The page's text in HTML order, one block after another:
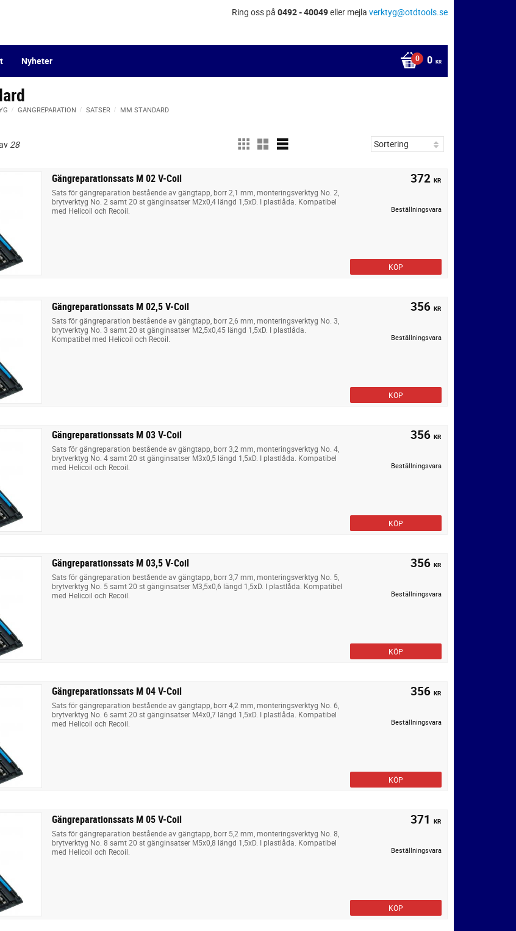
Ring oss på 0492 - 40049eller mejla verktyg@otdtools.se
Nyheter 0 KR
GÄNGREPARATION SATSER MM STANDARD
28
Gängreparationssats M 02 V-Coil
Sats för gängreparation bestående av gängtapp, borr 2,1 mm, monteringsverktyg No. 2,
brytverktyg No. 2 samt 20 st gänginsatser M2x0,4 längd 1,5xD. I plastlåda. Kompatibel
med Helicoil och Recoil.
372 KR
Beställningsvara
KÖP
Gängreparationssats M 02,5 V-Coil
Sats för gängreparation bestående av gängtapp, borr 2,6 mm, monteringsverktyg No. 3,
brytverktyg No. 3 samt 20 st gänginsatser M2,5x0,45 längd 1,5xD. I plastlåda.
Kompatibel med Helicoil och Recoil.
356 KR
Beställningsvara
KÖP
Gängreparationssats M 03 V-Coil
Sats för gängreparation bestående av gängtapp, borr 3,2 mm, monteringsverktyg No. 4,
brytverktyg No. 4 samt 20 st gänginsatser M3x0,5 längd 1,5xD. I plastlåda. Kompatibel
med Helicoil och Recoil.
356 KR
Beställningsvara
KÖP
Gängreparationssats M 03,5 V-Coil
Sats för gängreparation bestående av gängtapp, borr 3,7 mm, monteringsverktyg No. 5,
brytverktyg No. 5 samt 20 st gänginsatser M3,5x0,6 längd 1,5xD. I plastlåda. Kompatibel
med Helicoil och Recoil.
356 KR
Beställningsvara
KÖP
Gängreparationssats M 04 V-Coil
Sats för gängreparation bestående av gängtapp, borr 4,2 mm, monteringsverktyg No. 6,
brytverktyg No. 6 samt 20 st gänginsatser M4x0,7 längd 1,5xD. I plastlåda. Kompatibel
med Helicoil och Recoil.
356 KR
Beställningsvara
KÖP
Gängreparationssats M 05 V-Coil
Sats för gängreparation bestående av gängtapp, borr 5,2 mm, monteringsverktyg No. 8,
brytverktyg No. 8 samt 20 st gänginsatser M5x0,8 längd 1,5xD. I plastlåda. Kompatibel
med Helicoil och Recoil.
371 KR
Beställningsvara
KÖP